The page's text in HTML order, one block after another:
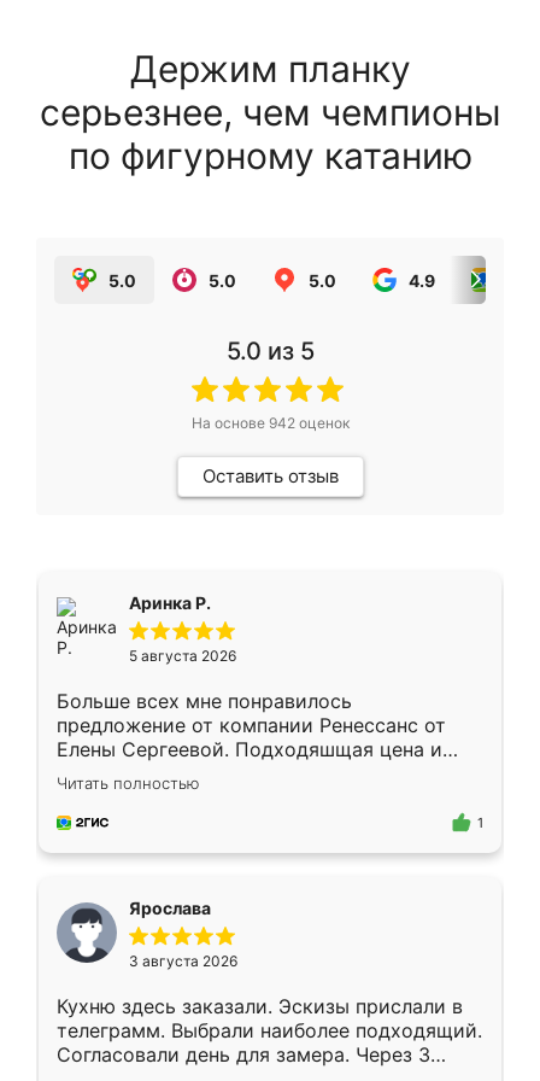
Держим планку
серьезнее, чем чемпионы
по фигурному катанию
5.0 5.0 5.0 4.9
5.0 из 5
На основе 942оценок
Оставить отзыв
Аринка Р.
5 августа 2026
Больше всех мне понравилось
предложение от компании Ренессанс от
Елены Сергеевой. Подходяшщая цена и
короткие сроки изготовления. Приехавший
для замера сотрудник Владислав
предложил по моему эскизу самый
Читать полностью
1
Ярослава
3 августа 2026
Кухню здесь заказали. Эскизы прислали в
телеграмм. Выбрали наиболее подходящий.
Согласовали день для замера. Через 3